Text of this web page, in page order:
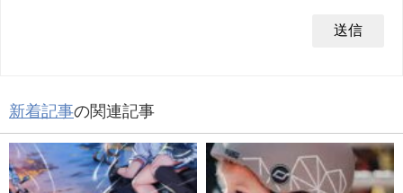
新着記事の関連記事